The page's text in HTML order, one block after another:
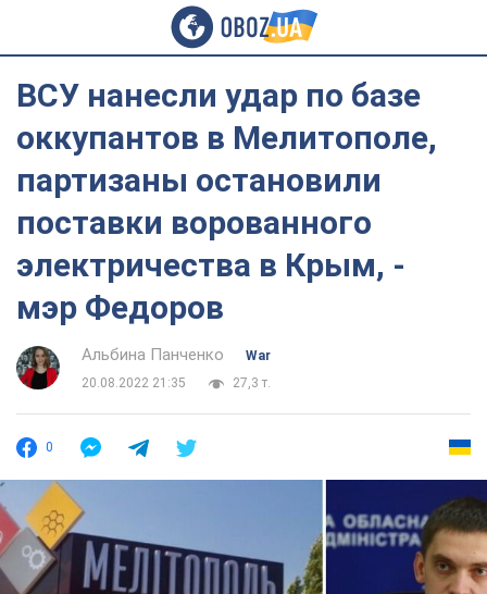
ВСУ нанесли удар по базе
оккупантов в Мелитополе,
партизаны остановили
поставки ворованного
электричества в Крым, -
мэр Федоров
Альбина Панченко
War
20.08.2022 21:35
27,3 т.
0